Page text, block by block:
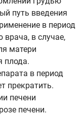
путь введения
в период
врача, в случае,
матери
плода.
в период
прекратить.
печени
печени.